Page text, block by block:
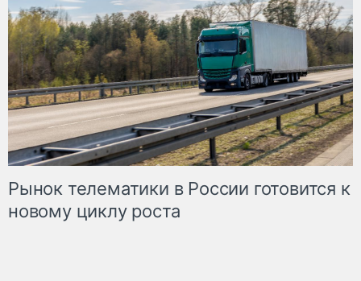
Рынок телематики в России готовится к
новому циклу роста